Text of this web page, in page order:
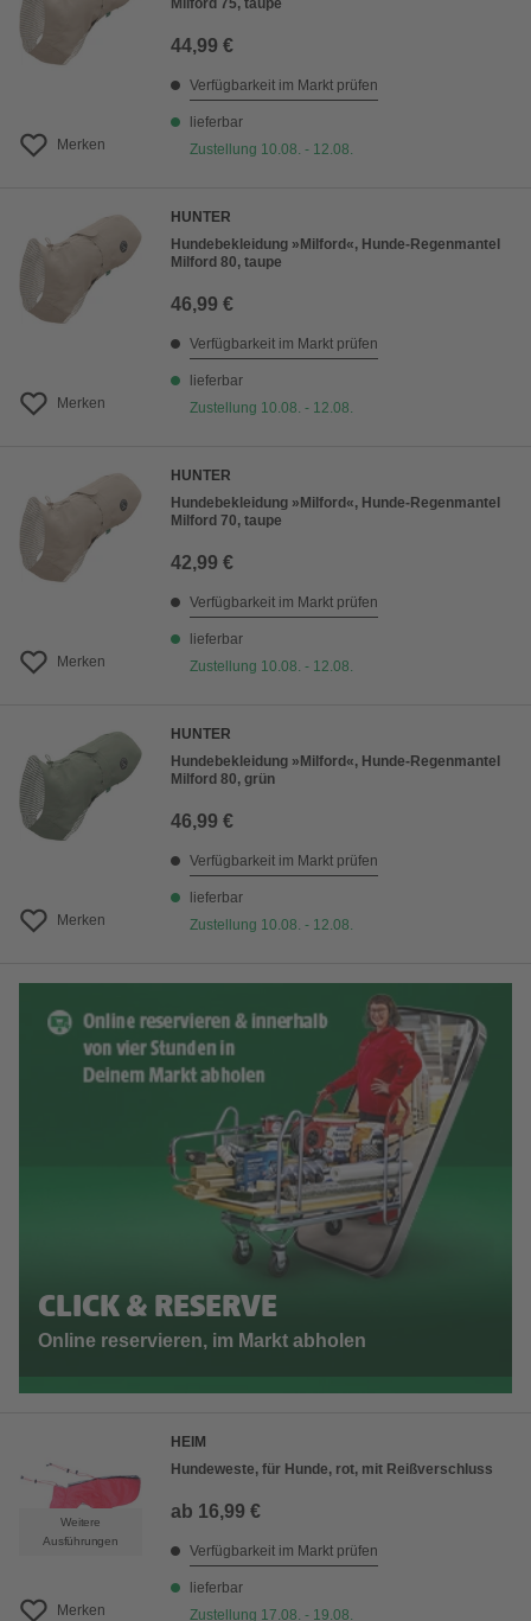
Merken
Milford 75, taupe
44,99 €
Verfügbarkeit im Markt prüfen
lieferbar
Zustellung 10.08. - 12.08.
Merken
HUNTER
Hundebekleidung »Milford«, Hunde-Regenmantel
Milford 80, taupe
46,99 €
Verfügbarkeit im Markt prüfen
lieferbar
Zustellung 10.08. - 12.08.
Merken
HUNTER
Hundebekleidung »Milford«, Hunde-Regenmantel
Milford 70, taupe
42,99 €
Verfügbarkeit im Markt prüfen
lieferbar
Zustellung 10.08. - 12.08.
Merken
HUNTER
Hundebekleidung »Milford«, Hunde-Regenmantel
Milford 80, grün
46,99 €
Verfügbarkeit im Markt prüfen
lieferbar
Zustellung 10.08. - 12.08.
CLICK & RESERVE
Online reservieren, im Markt abholen
Weitere
Ausführungen
Merken
HEIM
Hundeweste, für Hunde, rot, mit Reißverschluss
ab 16,99 €
Verfügbarkeit im Markt prüfen
lieferbar
Zustellung 17.08. - 19.08.